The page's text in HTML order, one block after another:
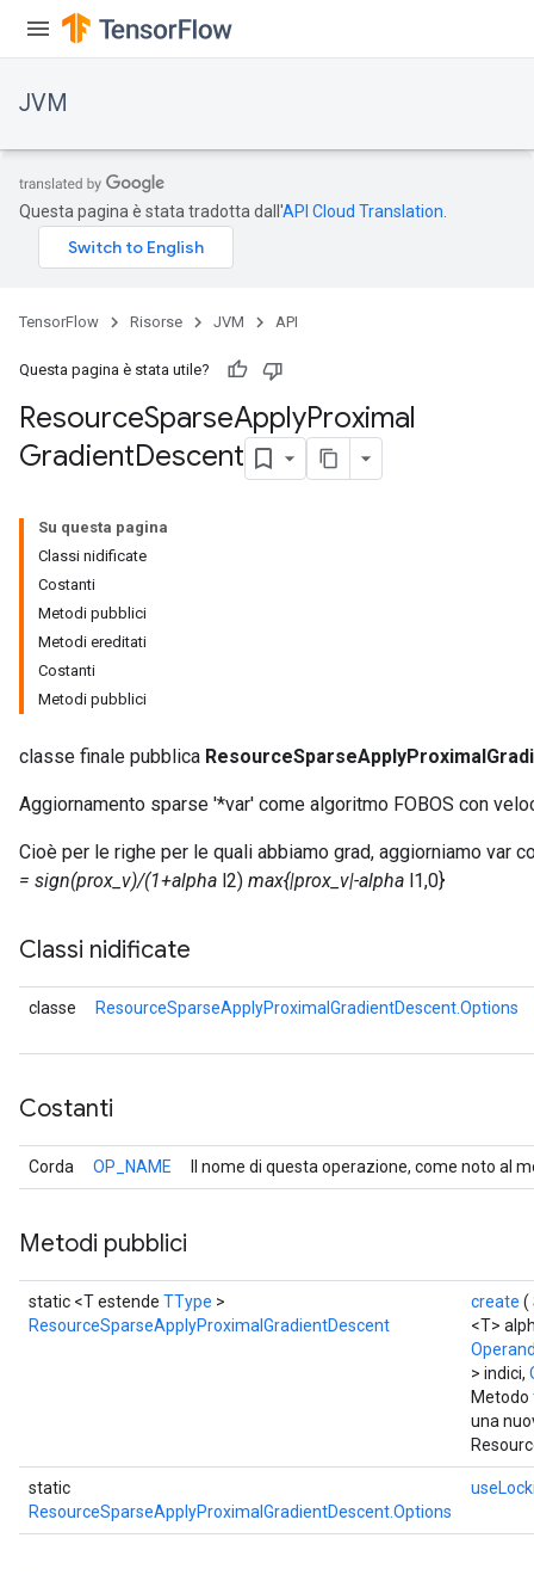
JVM
Questa pagina è stata tradotta dall'API Cloud Translation
TensorFlow Risorse JVM API
Questa pagina è stata utile?
ResourceSparseApplyProximal
GradientDescent
Su questa pagina
Classi nidificate
Costanti
Metodi pubblici
Metodi ereditati
Costanti
Metodi pubblici
classe finale pubblica
Aggiornamento sparse '*var' come algoritmo FOBOS con
Cioè per le righe per le quali abbiamo grad, aggiorniamo var
= sign(prox_v)/(1+alpha l2) max{|prox_v|-alpha l1,0}
Classi nidificate
classe ResourceSparseApplyProximalGradientDescent.Options
Costanti
Corda OP_NAME Il nome di questa operazione, come noto al
Metodi pubblici
static <T estende TType >
ResourceSparseApplyProximalGradientDescent
create (
<T>
> indici,
Metodo
una
static
ResourceSparseApplyProximalGradientDescent.Options